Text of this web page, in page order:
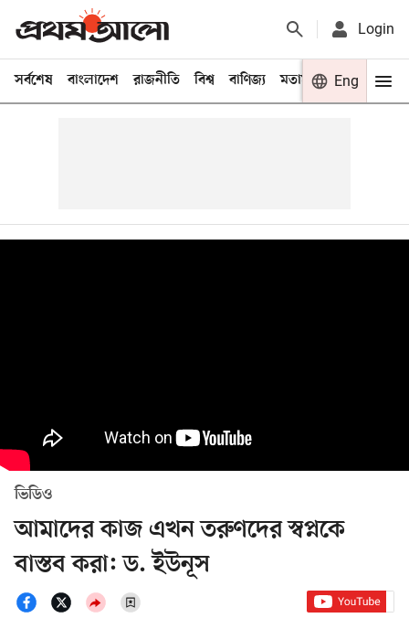
Login
সর্বশেষ বাংলাদেশ রাজনীতি বিশ্ব বাণিজ্য মতামত খেলা
Eng
ভিডিও
আমাদের কাজ এখন তরুণদের স্বপ্নকে
বাস্তব করা: ড. ইউনূস